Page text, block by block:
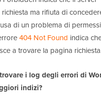
ma rifiuta di
di un problema di
404 Not Found indica
a trovare la pagina
i log degli errori di
indizi?